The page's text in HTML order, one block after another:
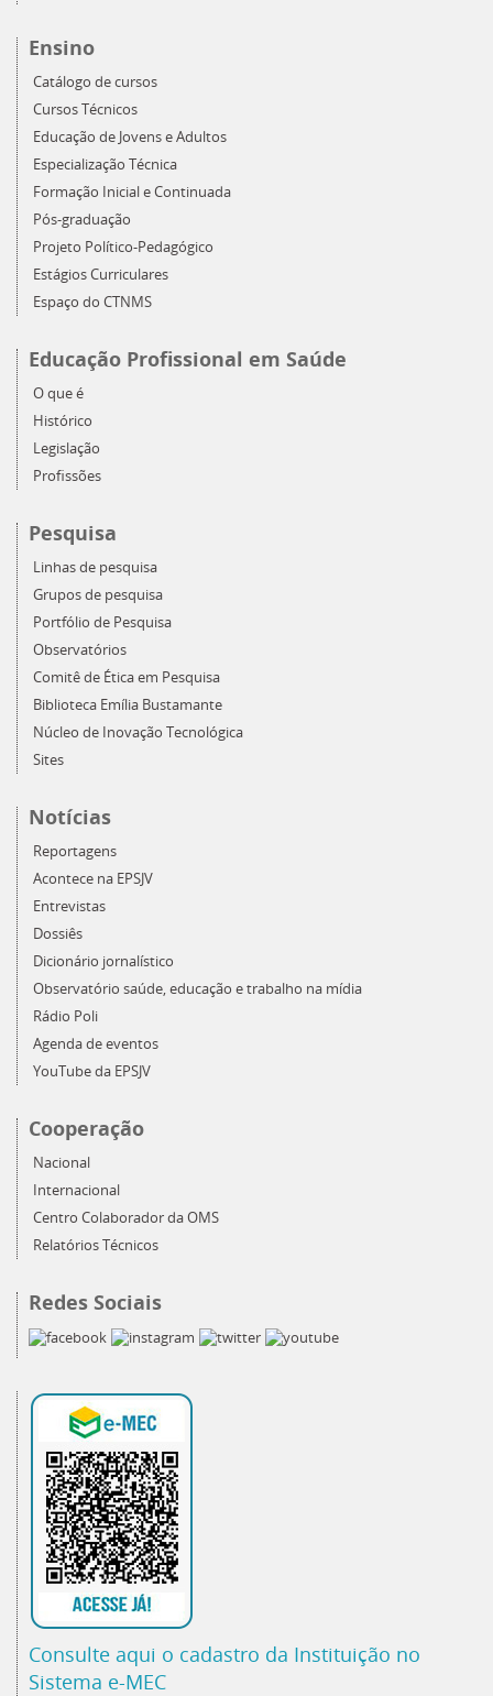
Ensino
Catálogo de cursos
Cursos Técnicos
Educação de Jovens e Adultos
Especialização Técnica
Formação Inicial e Continuada
Pós-graduação
Projeto Político-Pedagógico
Estágios Curriculares
Espaço do CTNMS
Educação Profissional em Saúde
O que é
Histórico
Legislação
Profissões
Pesquisa
Linhas de pesquisa
Grupos de pesquisa
Portfólio de Pesquisa
Observatórios
Comitê de Ética em Pesquisa
Biblioteca Emília Bustamante
Núcleo de Inovação Tecnológica
Sites
Notícias
Reportagens
Acontece na EPSJV
Entrevistas
Dossiês
Dicionário jornalístico
Observatório saúde, educação e trabalho na mídia
Rádio Poli
Agenda de eventos
YouTube da EPSJV
Cooperação
Nacional
Internacional
Centro Colaborador da OMS
Relatórios Técnicos
Redes Sociais
Consulte aqui o cadastro da Instituição no
Sistema e-MEC